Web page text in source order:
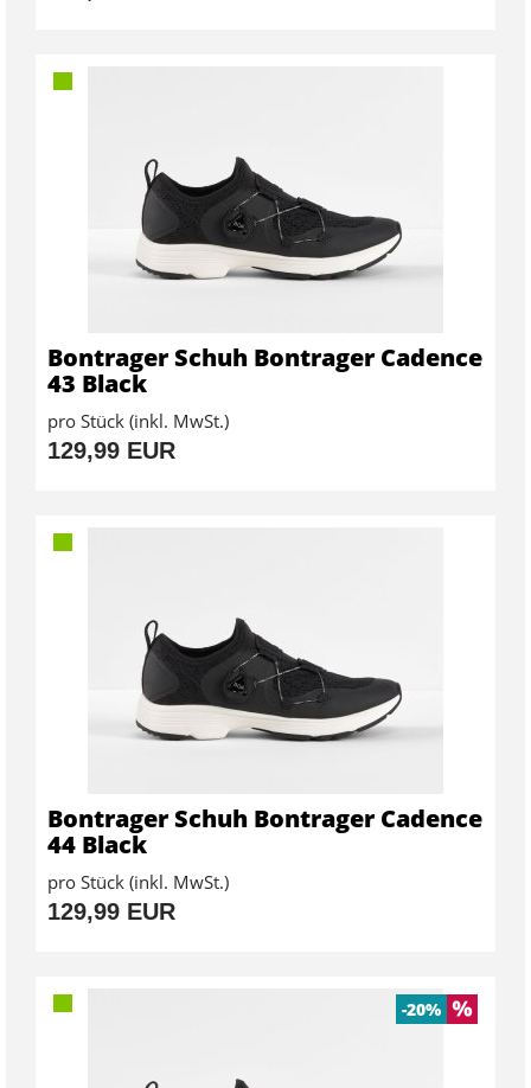
Bontrager Schuh Bontrager Cadence
43 Black
pro Stück (inkl. MwSt.)
129,99 EUR
Bontrager Schuh Bontrager Cadence
44 Black
pro Stück (inkl. MwSt.)
129,99 EUR
-20%